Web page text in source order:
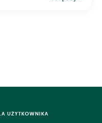
UŻYTKOWNIKA